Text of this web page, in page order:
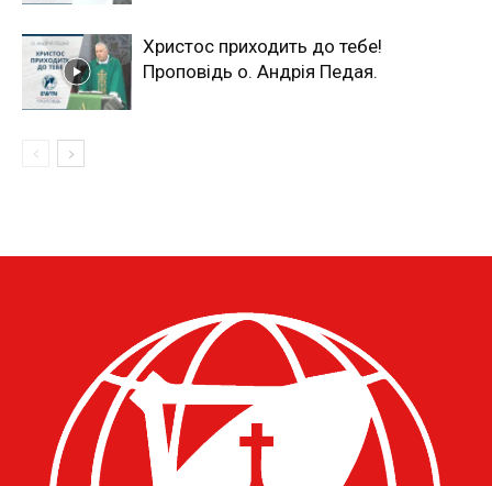
Христос приходить до тебе!
Проповідь о. Андрія Педая.